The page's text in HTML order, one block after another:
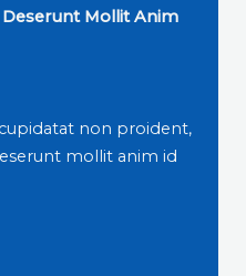
Deserunt Mollit Anim
non proident,
mollit anim id